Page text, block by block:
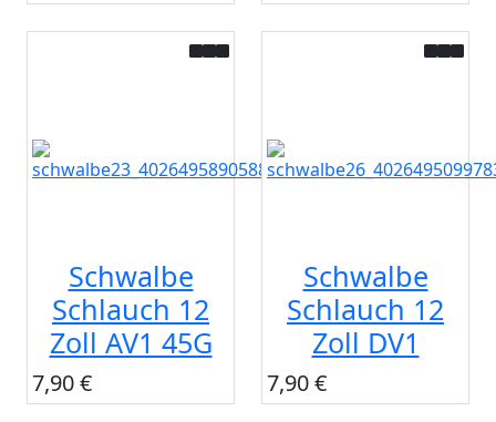
Schwalbe
Schlauch 12
Zoll AV1 45G
7,90 €
Schwalbe
Schlauch 12
Zoll DV1
7,90 €